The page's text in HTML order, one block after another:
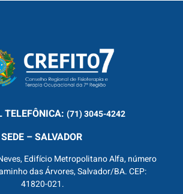
TELEFÔNICA: (71) 3045-4242
SEDE – SALVADOR
Edifício Metropolitano Alfa, número
das Árvores, Salvador/BA. CEP:
41820-021.